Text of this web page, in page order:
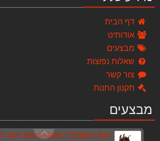
דף הבית
אודותינו
מבצעים
שאלות נפוצות
צור קשר
תקנון החנות
מבצעים
מחסן גינה מקס 14682 כתר KETER
מסור שרשרת "18 (HITACHI CS40EA(45P
1,699.00 ₪
170.00 ₪
מגף אוסטרלי blundstone דגם: 562 בלנסטון